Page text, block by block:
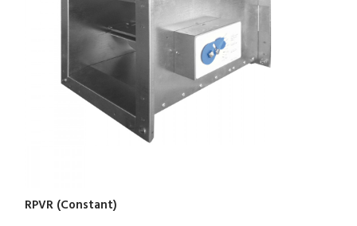
RPVR (Constant)